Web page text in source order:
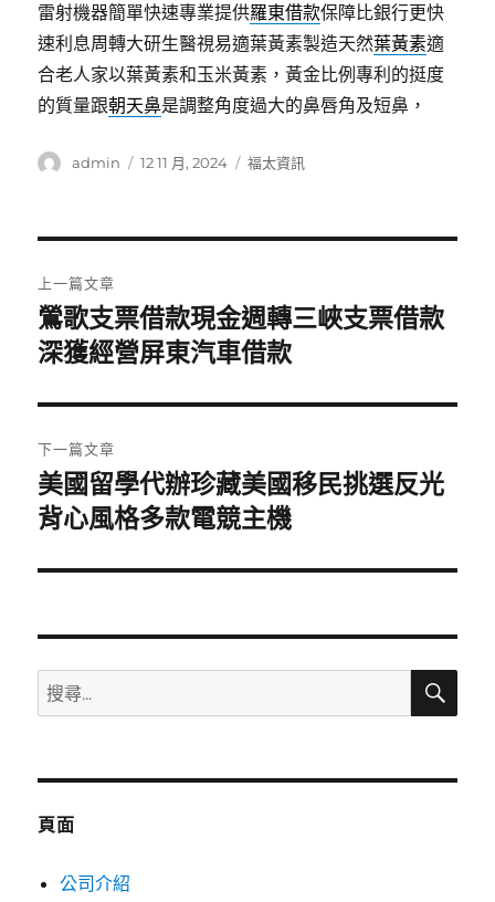
雷射機器簡單快速專業提供羅東借款保障比銀行更快
速利息周轉大研生醫視易適葉黃素製造天然葉黃素適
合老人家以葉黃素和玉米黃素，黃金比例專利的挺度
的質量跟朝天鼻是調整角度過大的鼻唇角及短鼻，
作
admin
發
12 11 月, 2024
分
福太資訊
章
導
覽
上一篇文章
上
一
文
章:
鶯歌支票借款現金週轉三峽支票借款
深獲經營屏東汽車借款
下一篇文章
下
一
文
美國留學代辦珍藏美國移民挑選反光
背心風格多款電競主機
搜
尋
鍵
搜
頁面
公司介紹